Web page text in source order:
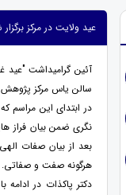
عید ولایت در مرکز
آئین گرامیداشت "عید
سالن یاس مرکز پژوهش
در ابتدای این مراسم
نگری ضمن بیان فراز
بعد از بیان صفات
هرگونه صفت و صفاتی.
دکتر پاکذات در ادامه